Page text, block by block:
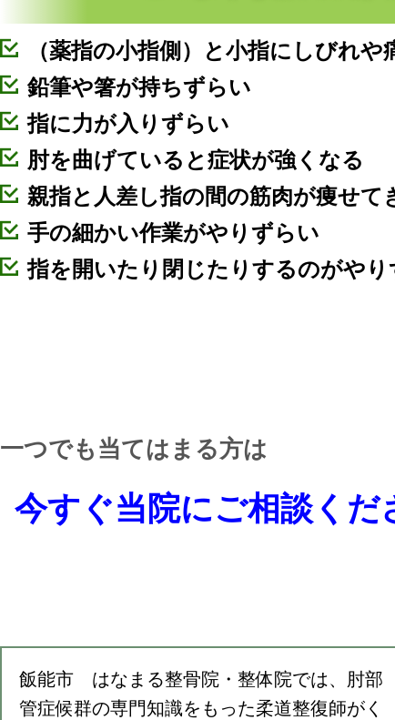
（薬指の小指側）と小指にしびれや
鉛筆や箸が持ちずらい
指に力が入りずらい
肘を曲げていると症状が強くなる
親指と人差し指の間の筋肉が痩せて
手の細かい作業がやりずらい
指を開いたり閉じたりするのがやり
一つでも当てはまる方は
今すぐ当院にご相談くだ
飯能市 はなまる整骨院・整体院では、肘部
管症候群の専門知識をもった柔道整復師がく